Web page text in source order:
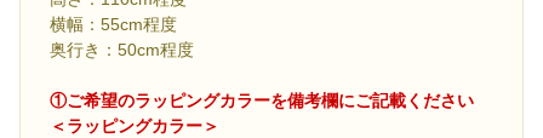
横幅：55cm程度
奥行き：50cm程度
①ご希望のラッピングカラーを備考欄にご記載ください
＜ラッピングカラー＞